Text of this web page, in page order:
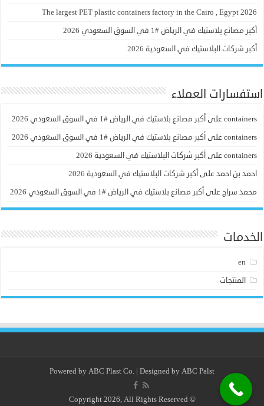
The largest PET plastic containers factory in the Cairo , Egypt 2026
أكبر مصانع بلاستيك في الرياض #1 في السوق السعودي 2026
أكبر شركات البلاستيك في السعودية 2026
استفسارات العملاء
containers علىأكبر مصانع بلاستيك في الرياض #1 في السوق السعودي 2026
containers علىأكبر مصانع بلاستيك في الرياض #1 في السوق السعودي 2026
containers علىأكبر شركات البلاستيك في السعودية 2026
احمد بن احمد علىأكبر شركات البلاستيك في السعودية 2026
محمد سراج علىأكبر مصانع بلاستيك في الرياض #1 في السوق السعودي 2026
الخدمات
en
المنتجات
Powered byABC Plast Co. | Designed byABC Palst
© Copyright 2026, All Rights Reserved